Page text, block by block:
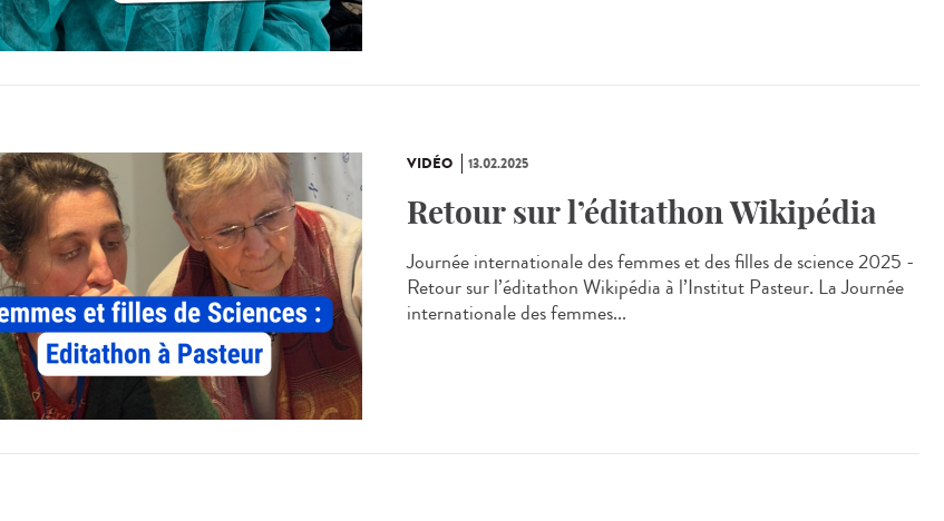
VIDÉO 13.02.2025
Retour sur l’éditathon Wikipédia
Journée internationale des femmes et des filles de science 2025 -
Retour sur l’éditathon Wikipédia à l’Institut Pasteur. La Journée
internationale des femmes...